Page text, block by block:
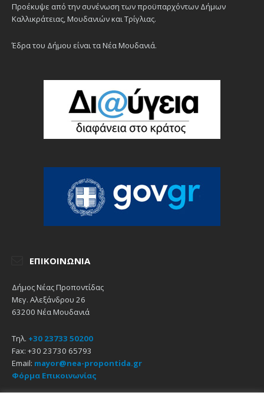
Προέκυψε από την συνένωση των προϋπαρχόντων Δήμων
Καλλικράτειας, Μουδανιών και Τρίγλιας.
Έδρα του Δήμου είναι τα Νέα Μουδανιά.
ΕΠΙΚΟΙΝΩΝΊΑ
Δήμος Νέας Προποντίδας
Μεγ. Αλεξάνδρου 26
63200 Νέα Μουδανιά
Τηλ. +30 23733 50200
Fax: +30 23730 65793
Email: mayor@nea-propontida.gr
Φόρμα Επικοινωνίας